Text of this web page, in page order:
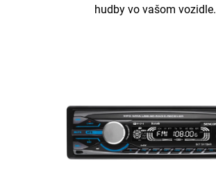
hudby vo vašom vozidle.